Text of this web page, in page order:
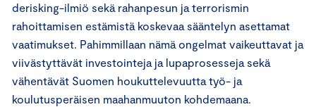
derisking-ilmiö sekä rahanpesun ja terrorismin
rahoittamisen estämistä koskevaa sääntelyn asettamat
vaatimukset. Pahimmillaan nämä ongelmat vaikeuttavat ja
viivästyttävät investointeja ja lupaprosesseja sekä
vähentävät Suomen houkuttelevuutta työ- ja
koulutusperäisen maahanmuuton kohdemaana.